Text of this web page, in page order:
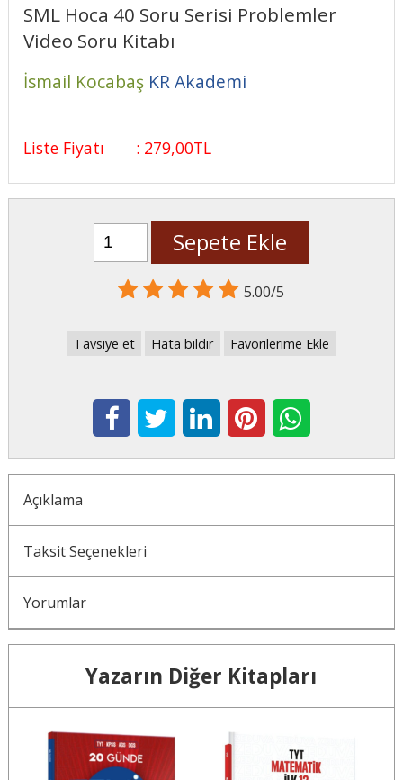
SML Hoca 40 Soru Serisi Problemler
Video Soru Kitabı
İsmail Kocabaş KR Akademi
Liste Fiyatı : 279,00TL
Sepete Ekle
5.00/5
Tavsiye et Hata bildir Favorilerime Ekle
Açıklama
Taksit Seçenekleri
Yorumlar
Yazarın Diğer Kitapları